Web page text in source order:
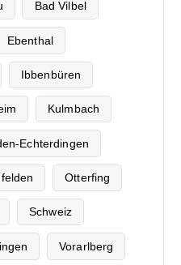
Bad Vilbel
Ebenthal
Ibbenbüren
Kulmbach
Echterdingen
Otterfing
Schweiz
Vorarlberg